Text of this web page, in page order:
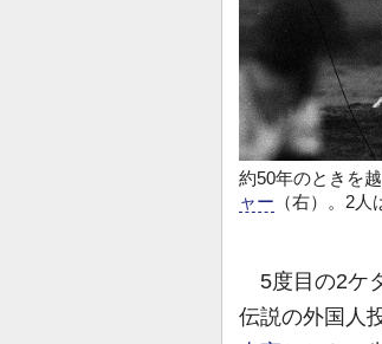
約50年のときを
ャー （右）。2
5度目の2ケ
伝説の外国人